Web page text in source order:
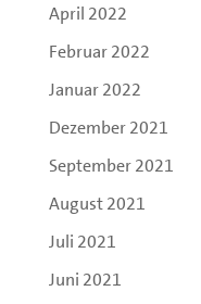
April 2022
Februar 2022
Januar 2022
Dezember 2021
September 2021
August 2021
Juli 2021
Juni 2021